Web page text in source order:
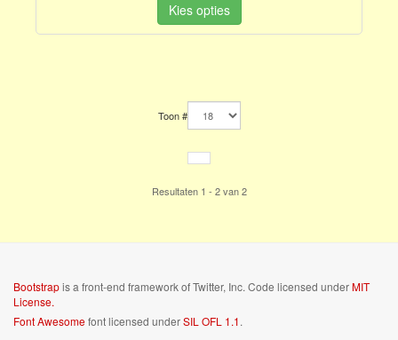
Kies opties
Toon #
Resultaten 1 - 2 van 2
Bootstrapis a front-end framework of Twitter, Inc. Code licensed underMIT
License.
Font Awesomefont licensed underSIL OFL 1.1.